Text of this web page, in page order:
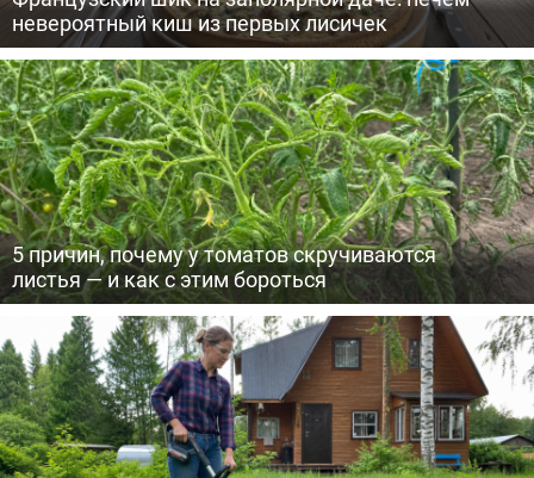
невероятный киш из первых лисичек
5 причин, почему у томатов скручиваются
листья — и как с этим бороться